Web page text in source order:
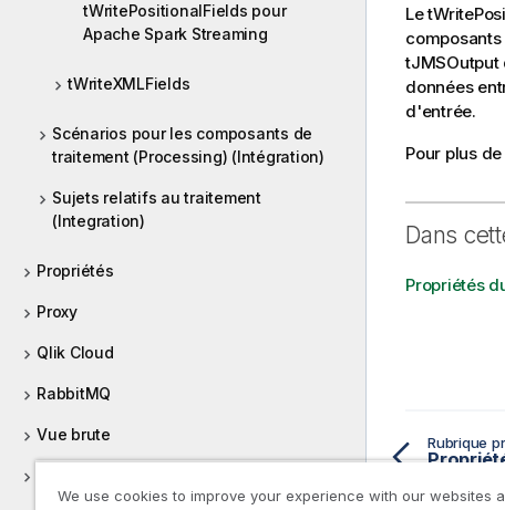
tWritePositionalFields pour
Apache Spark Streaming
tWriteXMLFields
Scénarios pour les composants de
traitement (Processing) (Intégration)
Sujets relatifs au traitement
(Integration)
Propriétés
Proxy
Qlik Cloud
RabbitMQ
Vue brute
Le
tJMSOutput
données
d'entrée.
Pour plus
Dans
Propriétés
Rubrique
We use cookies to improve your experience with our websites